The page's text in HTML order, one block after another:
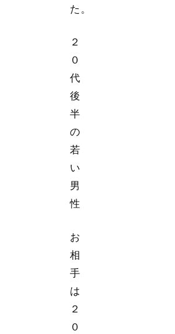
た。
２
０
代
後
半
の
若
い
男
性
お
相
手
は
２
０